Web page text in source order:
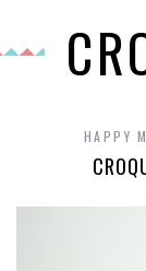
HAPPY